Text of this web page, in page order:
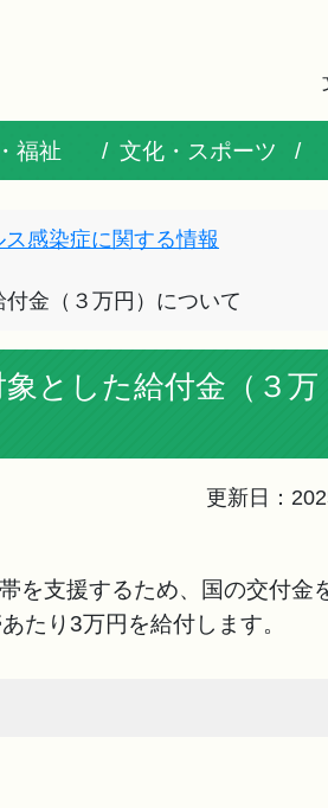
福祉 文化・スポーツ
感染症に関する情報
金（３万円）について
とした給付金（３万
更新日：
を支援するため、国の交付金
たり3万円を給付します。